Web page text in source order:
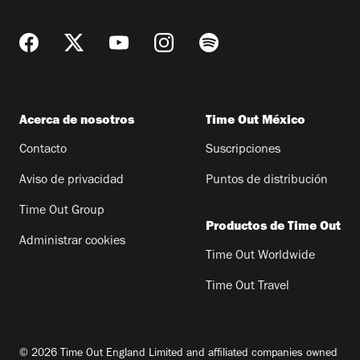
Acerca de nosotros
Contacto
Aviso de privacidad
Time Out Group
Administrar cookies
Time Out México
Suscripciones
Puntos de distribución
Productos de Time Out
Time Out Worldwide
Time Out Travel
© 2026 Time Out England Limited and affiliated companies owned